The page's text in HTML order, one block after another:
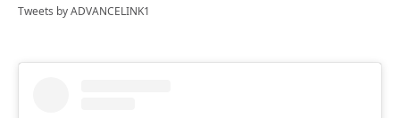
Tweets by ADVANCELINK1